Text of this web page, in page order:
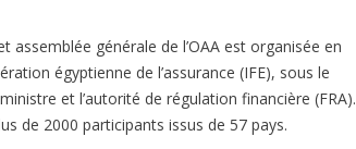
assemblée générale de l’OAA est organisée en
égyptienne de l’assurance (IFE), sous le
et l’autorité de régulation financière (FRA).
de 2000 participants issus de 57 pays.